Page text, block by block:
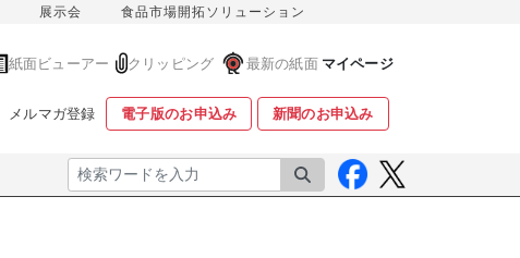
展示会 食品市場開拓ソリューション
紙面ビューアー クリッピング 最新の紙面 マイページ
メルマガ登録 電子版のお申込み 新聞のお申込み
検索